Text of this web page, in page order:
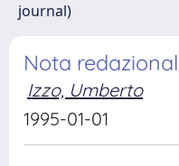
journal)
Nota
Izzo, Umberto
1995-01-01